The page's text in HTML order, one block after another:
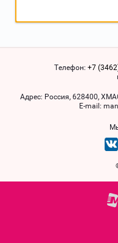
Телефон: +7
Адрес: Россия, 628400,
Е-mail: